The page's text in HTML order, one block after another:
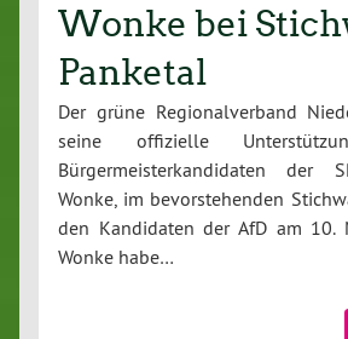
Wonke bei
Panketal
Der grüne Regionalverband
seine offizielle
Bürgermeisterkandidaten der
Wonke, im bevorstehenden
den Kandidaten der AfD am 10.
Wonke habe…